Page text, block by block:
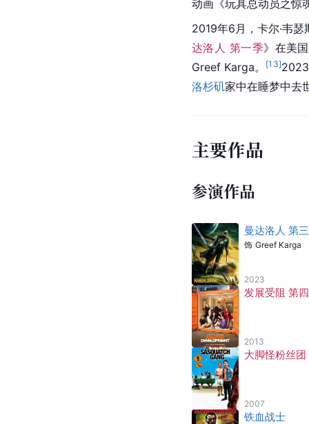
动画《玩具总动员之惊
2019年6月，卡尔·韦瑟
达洛人 第一季》在美
Greef Karga。
[13]
洛杉矶家中在睡梦中去
主要作品
参演作品
曼达洛人 第
饰 Greef Karga
2023
发展受阻 第
2013
大脚怪粉丝团
2007
铁血战士